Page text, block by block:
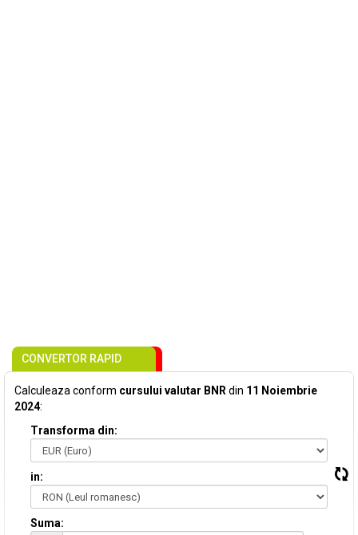
CONVERTOR RAPID
Calculeaza conform cursului valutar BNR din 11 Noiembrie
2024:
Transforma din:
in:
Suma: